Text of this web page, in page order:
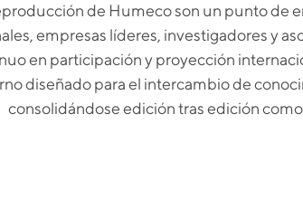
de Humeco son un punto de
empresas líderes, investigadores y
en participación y proyección
diseñado para el intercambio de
consolidándose edición tras edición